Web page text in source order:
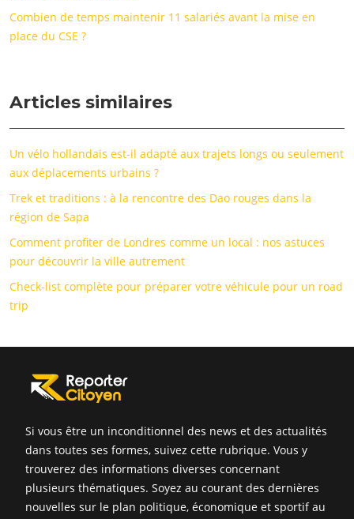
Combien de temps maintenir 11 salariés avant la mise en
place du CSE ?
Articles similaires
Un vélo hollandais est-il adapté aux trajets longs ou seulement
aux déplacements urbains ?
Trek et traditions : à la rencontre des Dao rouges dans la
région de Sapa
Comment profiter de Londres comme un local : nos astuces
pour découvrir la ville autrement
Check-list complète pour préparer votre véhicule pour un road
trip
Si vous être un inconditionnel des news et des actualités
dans toutes ses formes, suivez cette rubrique. Vous y
trouverez des informations diverses concernant
plusieurs thématiques. Soyez au courant des dernières
nouvelles sur le plan politique, économique et sportif au